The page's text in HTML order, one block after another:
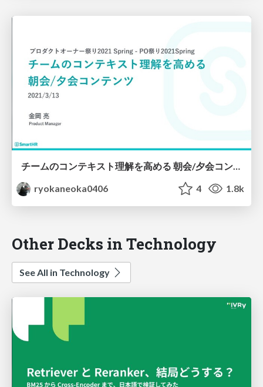
チームのコンテキスト理解を高める 朝会/夕会コンテンツ
ryokaneoka0406
4 1.8k
Other Decks in Technology
See All in Technology